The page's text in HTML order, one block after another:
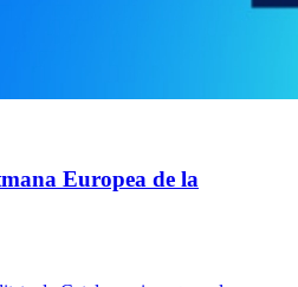
Europea de la